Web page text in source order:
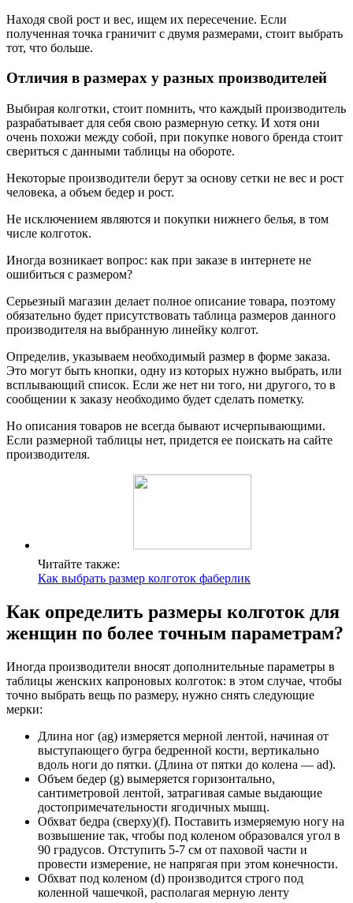
Находя свой рост и вес, ищем их пересечение. Если
полученная точка граничит с двумя размерами, стоит выбрать
тот, что больше.
Отличия в размерах у разных производителей
Выбирая колготки, стоит помнить, что каждый производитель
разрабатывает для себя свою размерную сетку. И хотя они
очень похожи между собой, при покупке нового бренда стоит
свериться с данными таблицы на обороте.
Некоторые производители берут за основу сетки не вес и рост
человека, а объем бедер и рост.
Не исключением являются и покупки нижнего белья, в том
числе колготок.
Иногда возникает вопрос: как при заказе в интернете не
ошибиться с размером?
Серьезный магазин делает полное описание товара, поэтому
обязательно будет присутствовать таблица размеров данного
производителя на выбранную линейку колгот.
Определив, указываем необходимый размер в форме заказа.
Это могут быть кнопки, одну из которых нужно выбрать, или
всплывающий список. Если же нет ни того, ни другого, то в
сообщении к заказу необходимо будет сделать пометку.
Но описания товаров не всегда бывают исчерпывающими.
Если размерной таблицы нет, придется ее поискать на сайте
производителя.
Читайте также:
Как выбрать размер колготок фаберлик
Как определить размеры колготок для
женщин по более точным параметрам?
Иногда производители вносят дополнительные параметры в
таблицы женских капроновых колготок: в этом случае, чтобы
точно выбрать вещь по размеру, нужно снять следующие
мерки:
Длина ног (ag) измеряется мерной лентой, начиная от
выступающего бугра бедренной кости, вертикально
вдоль ноги до пятки. (Длина от пятки до колена — ad).
Объем бедер (g) вымеряется горизонтально,
сантиметровой лентой, затрагивая самые выдающие
достопримечательности ягодичных мышц.
Обхват бедра (сверху)(f). Поставить измеряемую ногу на
возвышение так, чтобы под коленом образовался угол в
90 градусов. Отступить 5-7 см от паховой части и
провести измерение, не напрягая при этом конечности.
Обхват под коленом (d) производится строго под
коленной чашечкой, располагая мерную ленту